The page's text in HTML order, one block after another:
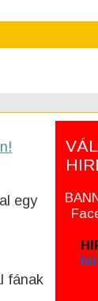
egy
fának